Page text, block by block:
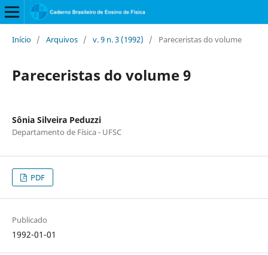
Início / Arquivos / v. 9 n. 3 (1992) / Pareceristas do volume
Pareceristas do volume 9
Sônia Silveira Peduzzi
Departamento de Física - UFSC
PDF
Publicado
1992-01-01